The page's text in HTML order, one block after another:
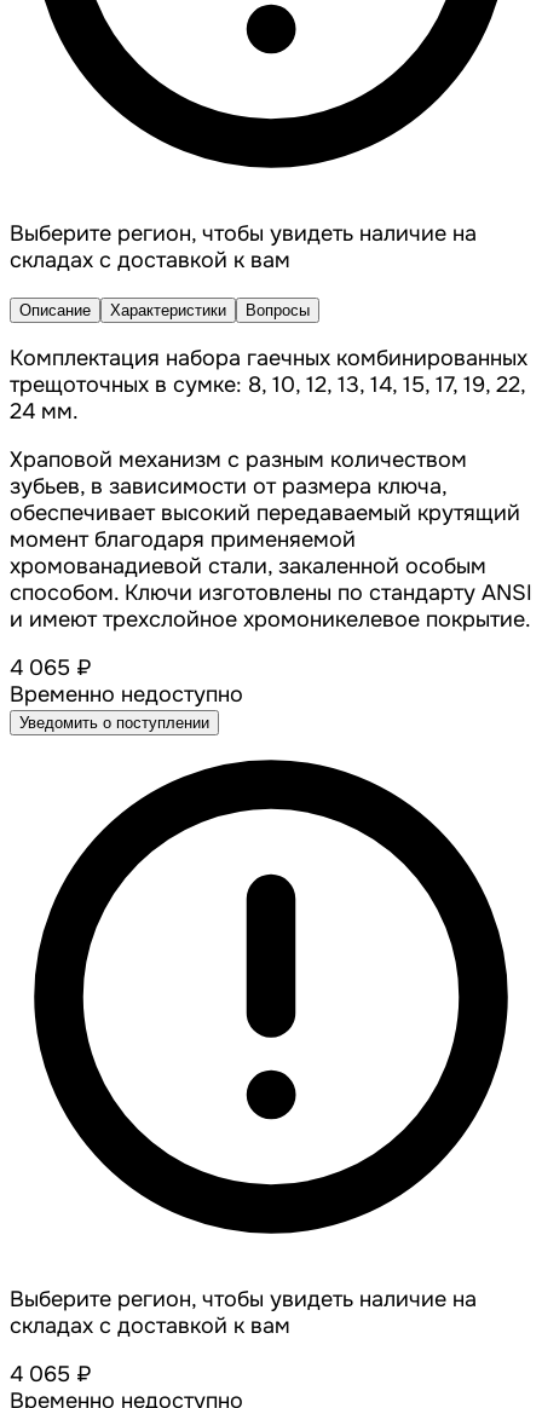
Выберите регион, чтобы увидеть наличие на
складах с доставкой к вам
Описание Характеристики Вопросы
Комплектация набора гаечных комбинированных
трещоточных в сумке: 8, 10, 12, 13, 14, 15, 17, 19, 22,
24 мм.
Храповой механизм с разным количеством
зубьев, в зависимости от размера ключа,
обеспечивает высокий передаваемый крутящий
момент благодаря применяемой
хромованадиевой стали, закаленной особым
способом. Ключи изготовлены по стандарту ANSI
и имеют трехслойное хромоникелевое покрытие.
4 065 ₽
Временно недоступно
Уведомить о поступлении
Выберите регион, чтобы увидеть наличие на
складах с доставкой к вам
4 065 ₽
Временно недоступно